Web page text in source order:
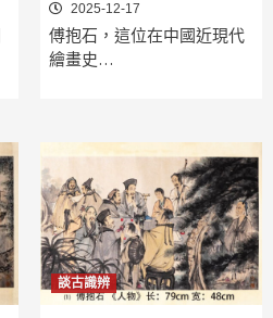
2025-12-17
傅抱石，這位在中國近現代
繪畫史…
談古識辨